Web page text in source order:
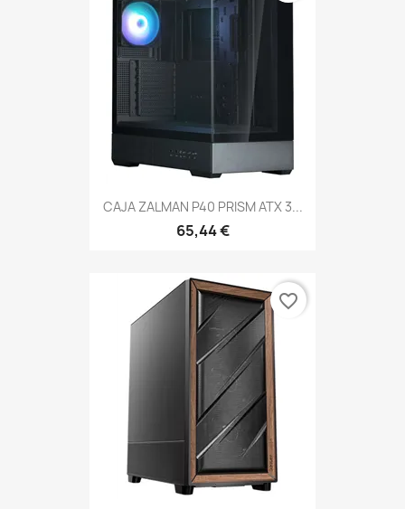
CAJA ZALMAN P40 PRISM ATX 3...
65,44 €
favorite_border